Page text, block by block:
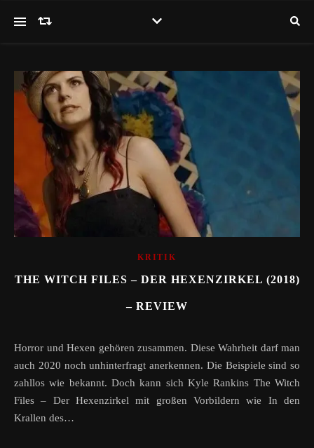
KRITIK
THE WITCH FILES – DER HEXENZIRKEL (2018)
– REVIEW
Horror und Hexen gehören zusammen. Diese Wahrheit darf man
auch 2020 noch unhinterfragt anerkennen. Die Beispiele sind so
zahllos wie bekannt. Doch kann sich Kyle Rankins The Witch
Files – Der Hexenzirkel mit großen Vorbildern wie In den
Krallen des…